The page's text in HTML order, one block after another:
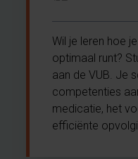
Wil je leren hoe
optimaal runt?
aan de VUB. Je
competenties
medicatie, het
efficiënte